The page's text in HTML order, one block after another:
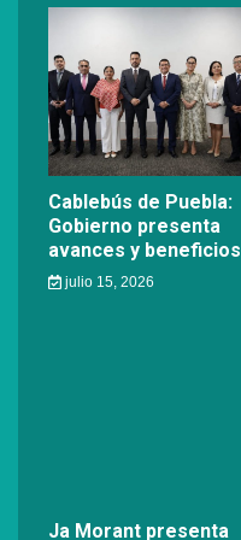
Cablebús de Puebla:
Gobierno presenta
avances y beneficios
julio 15, 2026
Ja Morant presenta